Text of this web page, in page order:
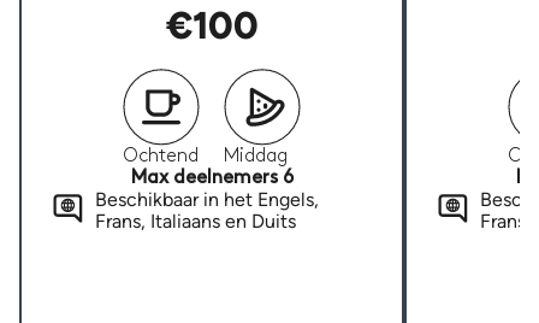
€100
Ochtend
Middag
Max deelnemers 6
Beschikbaar in het Engels,
Frans, Italiaans en Duits
Frans,